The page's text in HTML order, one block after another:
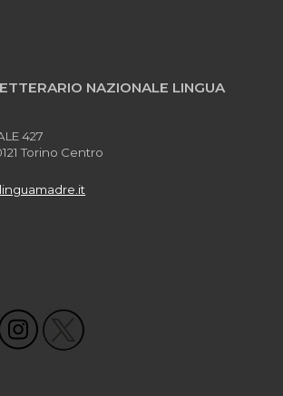
NAZIONALE LINGUA
427
Torino Centro